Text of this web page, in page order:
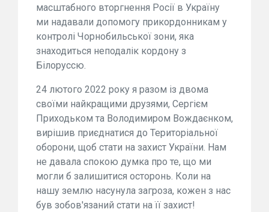
масштабного вторгнення Росії в Україну
ми надавали допомогу прикордонникам у
контролі Чорнобильської зони, яка
знаходиться неподалік кордону з
Білоруссю.
24 лютого 2022 року я разом із двома
своїми найкращими друзями, Сергієм
Приходьком та Володимиром Вождаєнком,
вирішив приєднатися до Територіальної
оборони, щоб стати на захист України. Нам
не давала спокою думка про те, що ми
могли б залишитися осторонь. Коли на
нашу землю насунула загроза, кожен з нас
був зобов'язаний стати на її захист!